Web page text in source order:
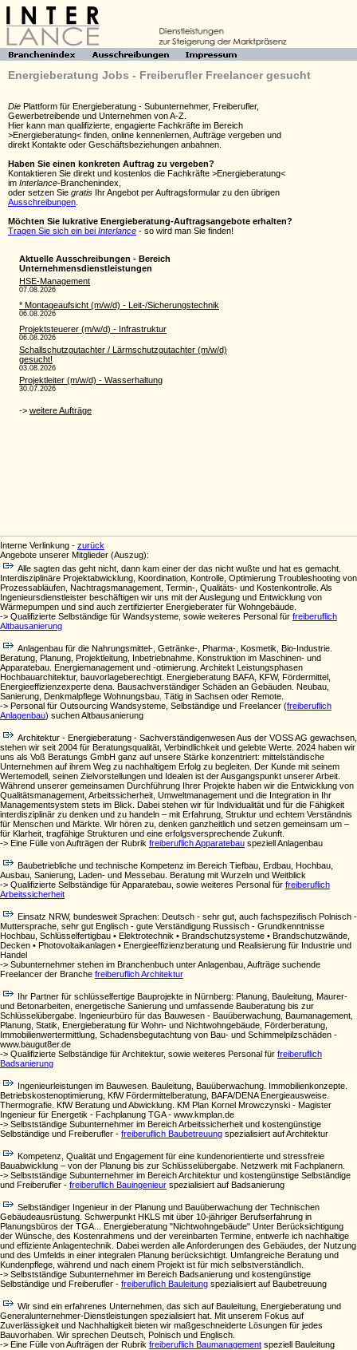
Energieberatung Jobs - Freiberufler Freelancer gesucht
Die Plattform für Energieberatung - Subunternehmer, Freiberufler,
Gewerbetreibende und Unternehmen von A-Z.
Hier kann man qualifizierte, engagierte Fachkräfte im Bereich
>Energieberatung< finden, online kennenlernen, Aufträge vergeben und
direkt Kontakte oder Geschäftsbeziehungen anbahnen.
Haben Sie einen konkreten Auftrag zu vergeben?
Kontaktieren Sie direkt und kostenlos die Fachkräfte >Energieberatung<
im Interlance-Branchenindex,
oder setzen Sie gratis Ihr Angebot per Auftragsformular zu den übrigen
Ausschreibungen
Möchten Sie lukrative Energieberatung-Auftragsangebote erhalten?
Tragen Sie sich ein bei Interlance - so wird man Sie finden!
Interne Verlinkung - zurück
Angebote unserer Mitglieder (Auszug):
Alle sagten das geht nicht, dann kam einer der das nicht wußte und hat es gemacht.
Interdisziplinäre Projektabwicklung, Koordination, Kontrolle, Optimierung Troubleshooting von
Prozessabläufen, Nachtragsmanagement, Termin-, Qualitäts- und Kostenkontrolle. Als
Ingenieursdienstleister beschäftigen wir uns mit der Auslegung und Entwicklung von
Wärmepumpen und sind auch zertifizierter Energieberater für Wohngebäude.
-> Qualifizierte Selbständige für Wandsysteme, sowie weiteres Personal für freiberuflich
Altbausanierung
Anlagenbau für die Nahrungsmittel-, Getränke-, Pharma-, Kosmetik, Bio-Industrie.
Beratung, Planung, Projektleitung, Inbetriebnahme. Konstruktion im Maschinen- und
Apparatebau. Energiemanagement und -otimierung. Architekt Leistungsphasen
Hochbauarchitektur, bauvorlageberechtigt. Energieberatung BAFA, KFW, Fördermittel,
Energieeffizienzexperte dena. Bausachverständiger Schäden an Gebäuden. Neubau,
Sanierung, Denkmalpflege Wohnungsbau. Tätig in Sachsen oder Remote.
-> Personal für Outsourcing Wandsysteme, Selbständige und Freelancer (freiberuflich
Anlagenbau) suchen Altbausanierung
Architektur - Energieberatung - Sachverständigenwesen Aus der VOSS AG gewachsen,
stehen wir seit 2004 für Beratungsqualität, Verbindlichkeit und gelebte Werte. 2024 haben wir
uns als Voß Beratungs GmbH ganz auf unsere Stärke konzentriert: mittelständische
Unternehmen auf ihrem Weg zu nachhaltigem Erfolg zu begleiten. Der Kunde mit seinem
Wertemodell, seinen Zielvorstellungen und Idealen ist der Ausgangspunkt unserer Arbeit.
Während unserer gemeinsamen Durchführung Ihrer Projekte haben wir die Entwicklung von
Qualitätsmanagement, Arbeitssicherheit, Umweltmanagement und die Integration in Ihr
Managementsystem stets im Blick. Dabei stehen wir für Individualität und für die Fähigkeit
interdisziplinär zu denken und zu handeln – mit Erfahrung, Struktur und echtem Verständnis
für Menschen und Märkte. Wir hören zu, denken ganzheitlich und setzen gemeinsam um –
für Klarheit, tragfähige Strukturen und eine erfolgsversprechende Zukunft.
-> Eine Fülle von Aufträgen der Rubrik freiberuflich Apparatebau speziell Anlagenbau
Baubetriebliche und technische Kompetenz im Bereich Tiefbau, Erdbau, Hochbau,
Ausbau, Sanierung, Laden- und Messebau. Beratung mit Wurzeln und Weitblick
-> Qualifizierte Selbständige für Apparatebau, sowie weiteres Personal für freiberuflich
Arbeitssicherheit
Einsatz NRW, bundesweit Sprachen: Deutsch - sehr gut, auch fachspezifisch Polnisch -
Muttersprache, sehr gut Englisch - gute Verständigung Russisch - Grundkenntnisse
Hochbau, Schlüsselfertigbau • Elektrotechnik • Brandschutzsysteme • Brandschutzwände,
Decken • Photovoltaikanlagen • Energieeffizienzberatung und Realisierung für Industrie und
Handel
-> Subunternehmer stehen im Branchenbuch unter Anlagenbau, Aufträge suchende
Freelancer der Branche freiberuflich Architektur
Ihr Partner für schlüsselfertige Bauprojekte in Nürnberg: Planung, Bauleitung, Maurer-
und Betonarbeiten, energetische Sanierung und umfassende Bauberatung bis zur
Schlüsselübergabe. Ingenieurbüro für das Bauwesen - Bauüberwachung, Baumanagement,
Planung, Statik, Energieberatung für Wohn- und Nichtwohngebäude, Förderberatung,
Immobilienwertermittlung, Schadensbegutachtung von Bau- und Schimmelpilzschäden -
www.baugut8er.de
-> Qualifizierte Selbständige für Architektur, sowie weiteres Personal für freiberuflich
Badsanierung
Ingenieurleistungen im Bauwesen. Bauleitung, Bauüberwachung. Immobilienkonzepte.
Betriebskostenoptimierung, KfW Fördermittelberatung, BAFA/DENA Energieausweise.
Thermografie. KfW Beratung und Abwicklung. KM Plan Kornel Mrowczynski - Magister
Ingenieur für Energetik - Fachplanung TGA - www.kmplan.de
-> Selbstständige Subunternehmer im Bereich Arbeitssicherheit und kostengünstige
Selbständige und Freiberufler - freiberuflich Baubetreuung spezialisiert auf Architektur
Kompetenz, Qualität und Engagement für eine kundenorientierte und stressfreie
Bauabwicklung – von der Planung bis zur Schlüsselübergabe. Netzwerk mit Fachplanern.
-> Selbstständige Subunternehmer im Bereich Architektur und kostengünstige Selbständige
und Freiberufler - freiberuflich Bauingenieur spezialisiert auf Badsanierung
Selbständiger Ingenieur in der Planung und Bauüberwachung der Technischen
Gebäudeausrüstung. Schwerpunkt HKLS mit über 10-jähriger Berufserfahrung in
Planungsbüros der TGA... Energieberatung "Nichtwohngebäude" Unter Berücksichtigung
der Wünsche, des Kostenrahmens und der vereinbarten Termine, entwerfe ich nachhaltige
und effiziente Anlagentechnik. Dabei werden alle Anforderungen des Gebäudes, der Nutzung
und des Umfelds in einer integralen Planung berücksichtigt. Umfangreiche Beratung und
Kundenpflege, während und nach einem Projekt ist für mich selbstverständlich.
-> Selbstständige Subunternehmer im Bereich Badsanierung und kostengünstige
Selbständige und Freiberufler - freiberuflich Bauleitung spezialisiert auf Baubetreuung
Wir sind ein erfahrenes Unternehmen, das sich auf Bauleitung, Energieberatung und
Generalunternehmer-Dienstleistungen spezialisiert hat. Mit unserem Fokus auf
Zuverlässigkeit und Nachhaltigkeit bieten wir maßgeschneiderte Lösungen für jedes
Bauvorhaben. Wir sprechen Deutsch, Polnisch und Englisch.
-> Eine Fülle von Aufträgen der Rubrik freiberuflich Baumanagement speziell Bauleitung